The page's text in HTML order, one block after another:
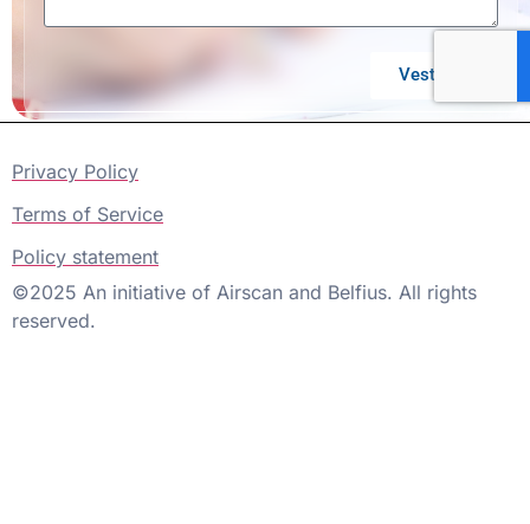
Vesturen
©2025 An initiative of Airscan and Belfius. All rights
reserved.
Privacy Policy
Terms of Service
Policy statement